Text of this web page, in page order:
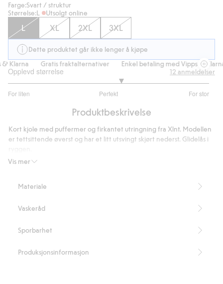
Farge:Svart / struktur
Størrelse:L Utsolgt online
L XL 2XL 3XL
Dette produktet går ikke lenger å kjøpe
Klarna
Gratis fraktalternativer Enkel betaling med Vipps & Klarna
Opplevd størrelse
For liten Perfekt For stor
av
8
stemmer
12 anmeldelser
Produktbeskrivelse
Vis mer
Kort kjole med puffermer og firkantet utringning fra Xlnt. Modellen
er tettsittende øverst og har et litt utsvingt skjørt nederst. Glidelås i
Kort lengde
Lengde 94 cm i størrelse XL.
Artikkelnummer
Materiale
Vaskeråd
Sporbarhet
Produksjonsinformasjon